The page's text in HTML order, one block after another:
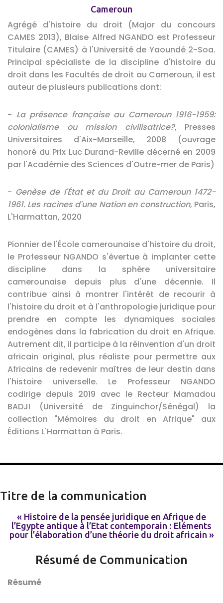
Cameroun
Agrégé d'histoire du droit (Major du concours
CAMES 2013), Blaise Alfred NGANDO est Professeur
Titulaire (CAMES) à l'Université de Yaoundé 2-Soa.
Principal spécialiste de la discipline d'histoire du
droit dans les Facultés de droit au Cameroun, il est
auteur de plusieurs publications dont:
- La présence française au Cameroun 1916-1959:
colonialisme ou mission civilisatrice?, Presses
Universitaires d'Aix-Marseille, 2008 (ouvrage
honoré du Prix Luc Durand-Reville décerné en 2009
par l'Académie des Sciences d'Outre-mer de Paris)
- Genèse de l'État et du Droit au Cameroun 1472-
1961. Les racines d'une Nation en construction, Paris,
L'Harmattan, 2020
Pionnier de l'École camerounaise d'histoire du droit,
le Professeur NGANDO s'évertue à implanter cette
discipline dans la sphère universitaire
camerounaise depuis plus d'une décennie. Il
contribue ainsi à montrer l'intérêt de recourir à
l'histoire du droit et à l'anthropologie juridique pour
prendre en compte les dynamiques sociales
endogènes dans la fabrication du droit en Afrique.
Autrement dit, il participe à la réinvention d'un droit
africain original, plus réaliste pour permettre aux
Africains de redevenir maîtres de leur destin dans
l'histoire universelle. Le Professeur NGANDO
codirige depuis 2019 avec le Recteur Mamadou
BADJI (Université de Zinguinchor/Sénégal) la
collection "Mémoires du droit en Afrique" aux
Éditions L'Harmattan à Paris.
Titre de la communication
« Histoire de la pensée juridique en Afrique de
l’Egypte antique à l’Etat contemporain : Eléments
pour l’élaboration d’une théorie du droit africain »
Résumé de Communication
Résumé